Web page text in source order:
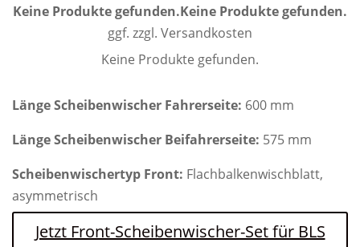
Keine Produkte gefunden.Keine Produkte gefunden.
ggf. zzgl. Versandkosten
Keine Produkte gefunden.
Länge Scheibenwischer Fahrerseite: 600 mm
Länge Scheibenwischer Beifahrerseite: 575 mm
Scheibenwischertyp Front: Flachbalkenwischblatt,
asymmetrisch
Jetzt Front-Scheibenwischer-Set für BLS